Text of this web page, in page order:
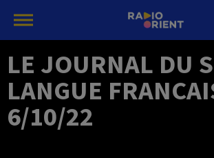
LE JOURNAL DU
LANGUE
6/10/22